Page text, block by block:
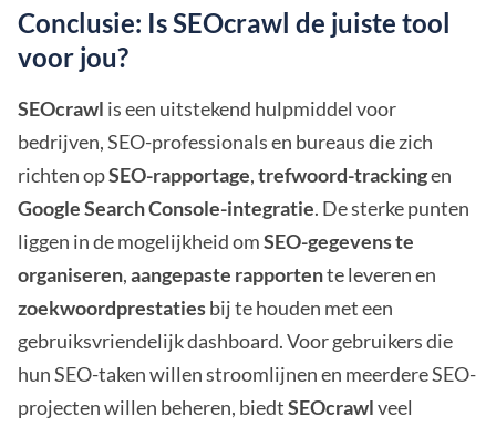
Conclusie: Is SEOcrawl de juiste tool
voor jou?
SEOcrawl is een uitstekend hulpmiddel voor
bedrijven, SEO-professionals en bureaus die zich
richten opSEO-rapportage,trefwoord-trackingen
Google Search Console-integratie. De sterke punten
liggen in de mogelijkheid omSEO-gegevens te
organiseren,aangepaste rapportente leveren en
zoekwoordprestatiesbij te houden met een
gebruiksvriendelijk dashboard. Voor gebruikers die
hun SEO-taken willen stroomlijnen en meerdere SEO-
projecten willen beheren, biedtSEOcrawlveel